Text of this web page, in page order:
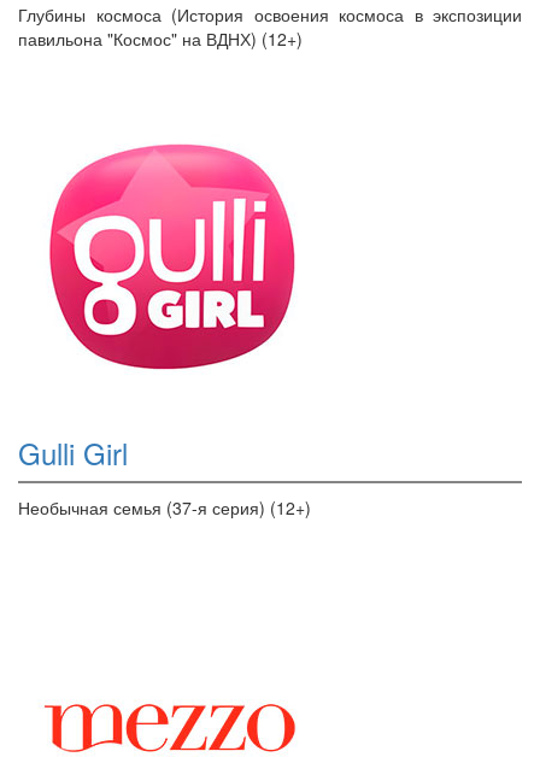
Глубины космоса (История освоения космоса в экспозиции
павильона "Космос" на ВДНХ) (12+)
Gulli Girl
Необычная семья (37-я серия) (12+)